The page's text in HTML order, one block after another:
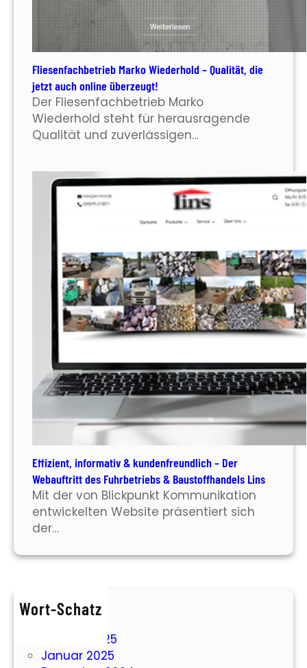
Fliesenfachbetrieb Marko Wiederhold – Qualität, die
jetzt auch online überzeugt!
Der Fliesenfachbetrieb Marko
Wiederhold steht für herausragende
Qualität und zuverlässigen…
Effizient, informativ & kundenfreundlich – Der
Webauftritt des Fuhrbetriebs & Baustoffhandels Lins
Mit der von Blickpunkt Kommunikation
entwickelten Website präsentiert sich
der…
Wort-Schatz
Februar 2025
Januar 2025